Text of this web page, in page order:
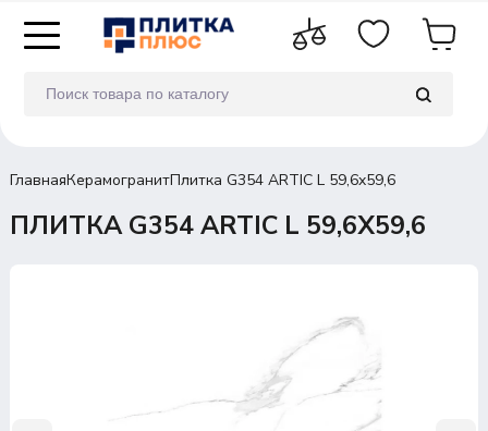
ГлавнаяКерамогранитПлитка G354 ARTIC L 59,6x59,6
ПЛИТКА G354 ARTIC L 59,6X59,6